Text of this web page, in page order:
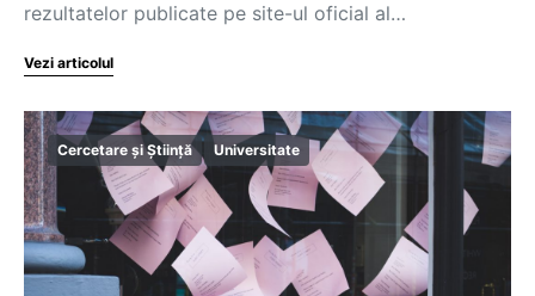
rezultatelor publicate pe site-ul oficial al…
Vezi articolul
Cercetare și Știință Universitate